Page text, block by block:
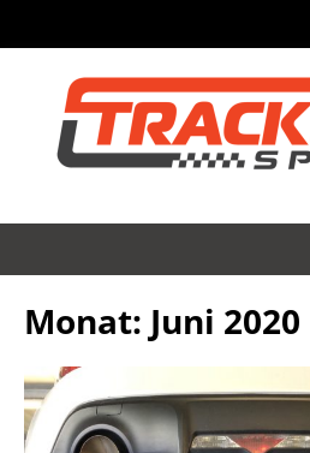
Monat: Juni 2020